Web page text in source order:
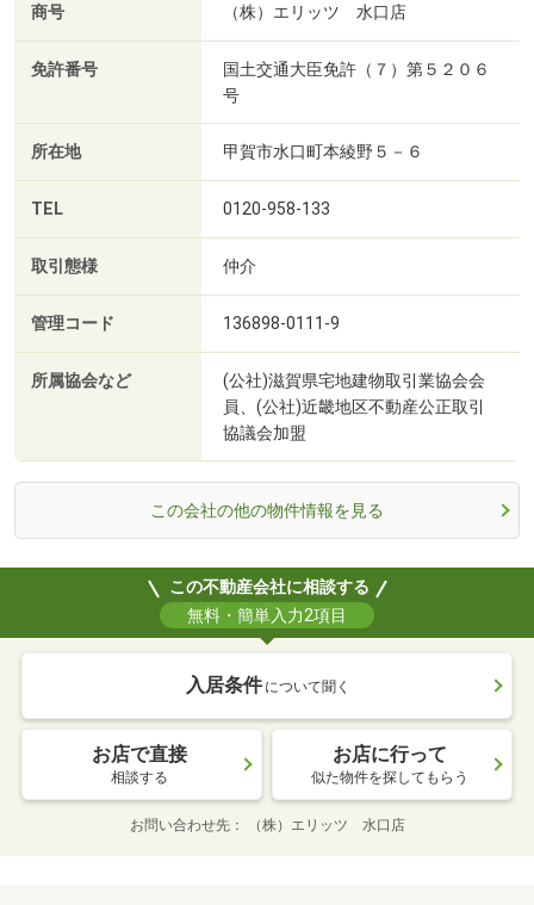
商号 （株）エリッツ 水口店
免許番号
国土交通大臣免許（７）第５２０６
号
所在地 甲賀市水口町本綾野５－６
TEL 0120-958-133
取引態様 仲介
管理コード 136898-0111-9
所属協会など
(公社)滋賀県宅地建物取引業協会会
員、(公社)近畿地区不動産公正取引
協議会加盟
この会社の他の物件情報を見る
この不動産会社に相談する
無料・簡単入力2項目
入居条件 について聞く
お店で直接
相談する
お店に行って
似た物件を探してもらう
お問い合わせ先 （株）エリッツ 水口店